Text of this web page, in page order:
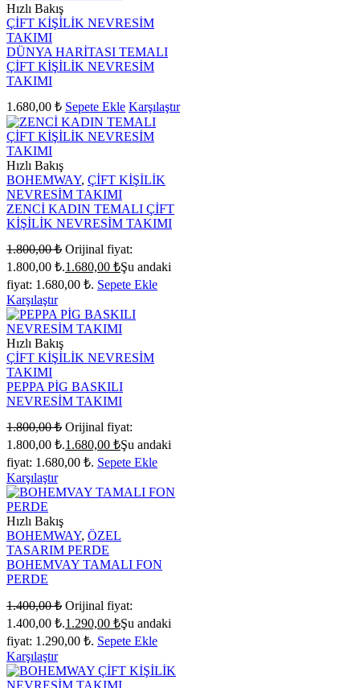
Hızlı Bakış
ÇİFT KİŞİLİK NEVRESİM
TAKIMI
DÜNYA HARİTASI TEMALI
ÇİFT KİŞİLİK NEVRESİM
TAKIMI
1.680,00 ₺ Sepete Ekle Karşılaştır
Hızlı Bakış
BOHEMWAY, ÇİFT KİŞİLİK
NEVRESİM TAKIMI
ZENCİ KADIN TEMALI ÇİFT
KİŞİLİK NEVRESİM TAKIMI
1.800,00₺ Orijinal fiyat:
1.800,00 ₺.1.680,00 ₺Şu andaki
fiyat: 1.680,00 ₺. Sepete Ekle
Karşılaştır
Hızlı Bakış
ÇİFT KİŞİLİK NEVRESİM
TAKIMI
PEPPA PİG BASKILI
NEVRESİM TAKIMI
1.800,00₺ Orijinal fiyat:
1.800,00 ₺.1.680,00 ₺Şu andaki
fiyat: 1.680,00 ₺. Sepete Ekle
Karşılaştır
Hızlı Bakış
BOHEMWAY, ÖZEL
TASARIM PERDE
BOHEMVAY TAMALI FON
PERDE
1.400,00₺ Orijinal fiyat:
1.400,00 ₺.1.290,00 ₺Şu andaki
fiyat: 1.290,00 ₺. Sepete Ekle
Karşılaştır